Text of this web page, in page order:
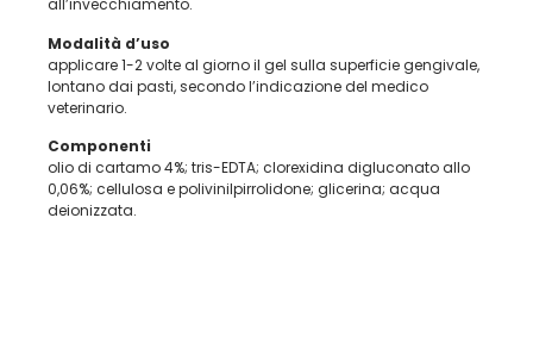
all’invecchiamento.
Modalità d’uso
applicare 1-2 volte al giorno il gel sulla superficie gengivale,
lontano dai pasti, secondo l’indicazione del medico
veterinario.
Componenti
olio di cartamo 4%; tris-EDTA; clorexidina digluconato allo
0,06%; cellulosa e polivinilpirrolidone; glicerina; acqua
deionizzata.